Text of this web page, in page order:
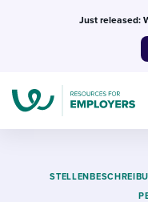
Just released: